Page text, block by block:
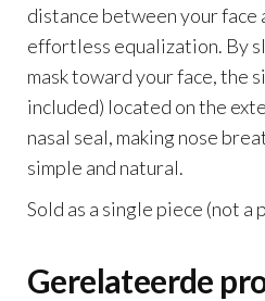
distance between your face
effortless equalization. By
mask toward your face, the
included) located on the
nasal seal, making nose
simple and natural.
Sold as a single piece (not a
Gerelateerde